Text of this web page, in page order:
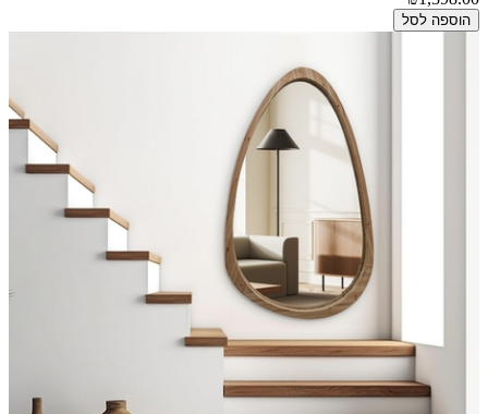
הוספה לסל